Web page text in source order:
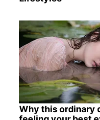
Why this ordinary